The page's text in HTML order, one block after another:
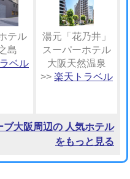
テル
島
ベル
湯元「花乃井」
スーパーホテル
大阪天然温泉
>> 楽天トラベル
大阪周辺の 人気ホテル
をもっと見る